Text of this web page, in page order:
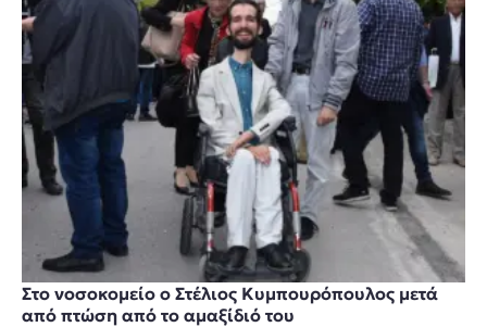
Στο νοσοκομείο ο Στέλιος Κυμπουρόπουλος μετά
από πτώση από το αμαξίδιό του